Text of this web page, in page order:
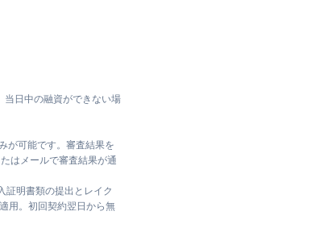
当日中の融資ができない場
が可能です。審査結果を
はメールで審査結果が通
証明書類の提出とレイク
用。初回契約翌日から無